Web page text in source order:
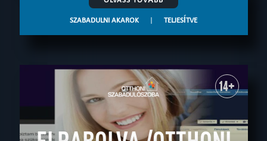
SZABADULNI AKAROK | TELJESÍTVE
14+